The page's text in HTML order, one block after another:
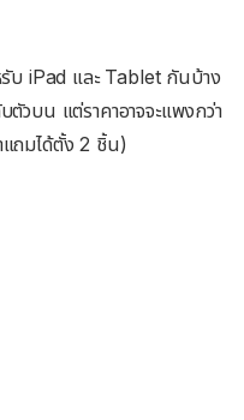
รับ iPad และ Tablet กันบ้าง
วบน แต่ราคาอาจจะแพงกว่า
ถมได้ตั้ง 2 ชิ้น)